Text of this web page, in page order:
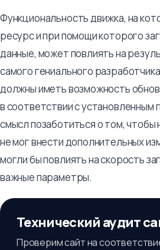
Функциональность движка, на
ресурс и при помощи которого
данные, может повлиять на
самого гениального
должны иметь возможность
в соответствии с установленным
смысл позаботиться о том, чтобы
не мог внести дополнительных
могли бы повлиять на скорость
важные параметры.
Технический аудит
Проверим сайт на